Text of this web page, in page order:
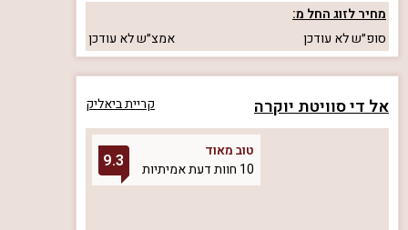
מחיר לזוג החל מ:
סופ״שלא עודכן אמצ״שלא עודכן
אל די סוויטת יוקרה קריית ביאליק
טוב מאוד
10 חוות דעת אמיתיות
9.3